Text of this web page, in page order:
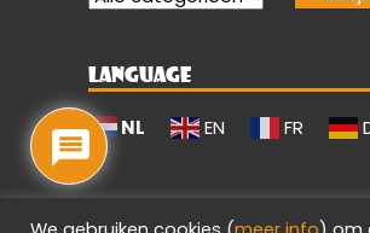
LANGUAGE
NL EN FR